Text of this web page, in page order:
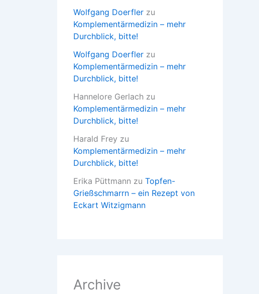
Wolfgang Doerfler zu
Komplementärmedizin – mehr
Durchblick, bitte!
Wolfgang Doerfler zu
Komplementärmedizin – mehr
Durchblick, bitte!
Hannelore Gerlach zu
Komplementärmedizin – mehr
Durchblick, bitte!
Harald Frey zu
Komplementärmedizin – mehr
Durchblick, bitte!
Erika Püttmann zu Topfen-
Grießschmarrn – ein Rezept von
Eckart Witzigmann
Archive